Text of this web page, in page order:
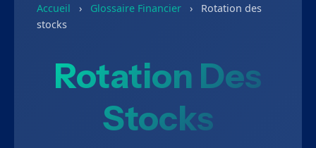
Accueil › Glossaire Financier ›
Rotation des
stocks
Rotation Des
Stocks